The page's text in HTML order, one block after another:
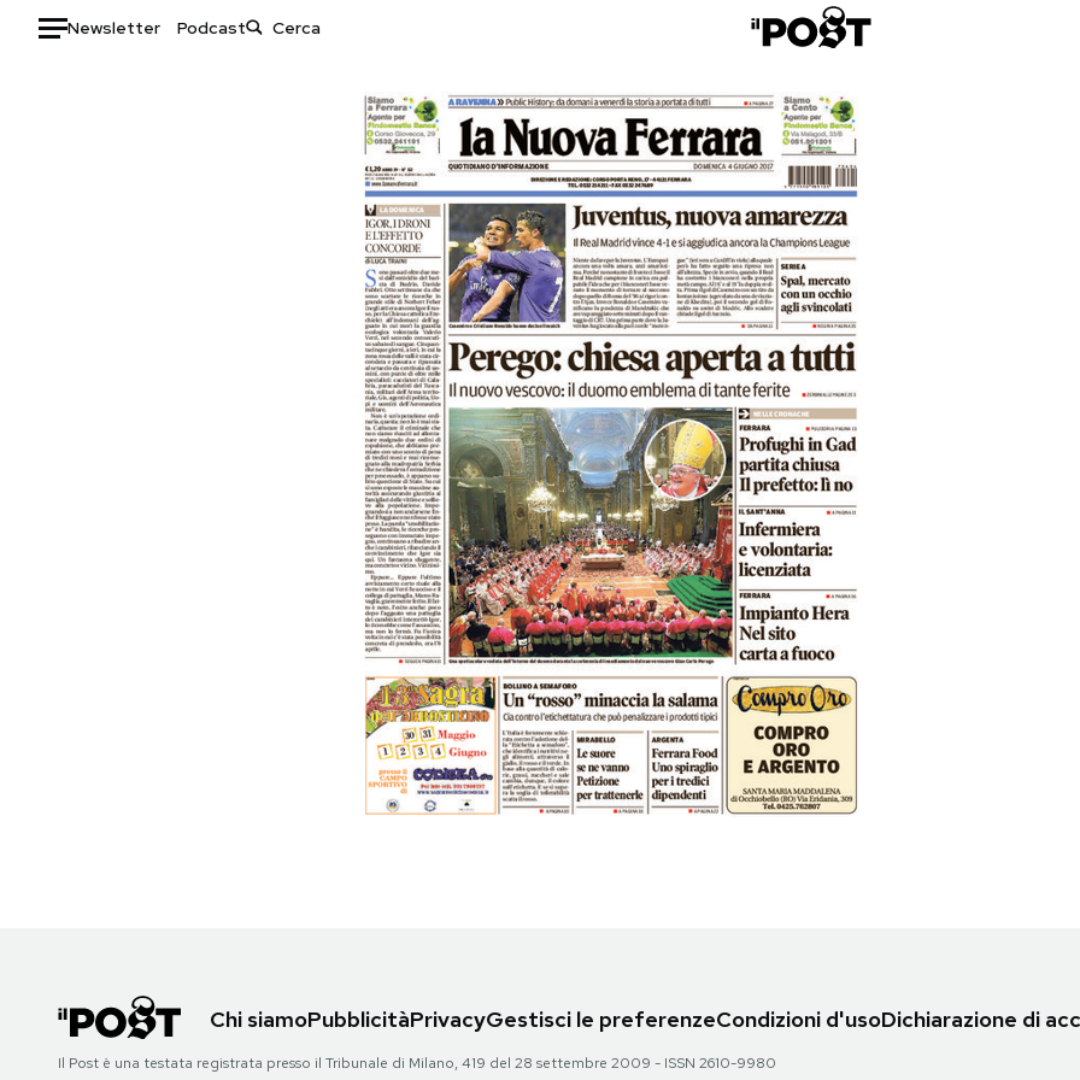
Newsletter Podcast
Consumismi
Storie/Idee
Ok Boomer!
Altrecose
Mondiali calcio 2026
Area Personale
Newsletter
Chi siamoPubblicitàPrivacyGestisci le preferenzeCondizioni d'usoDichiarazione di
Il Post è una testata registrata presso il Tribunale di Milano, 419 del 28 settembre 2009 - ISSN 2610-9980